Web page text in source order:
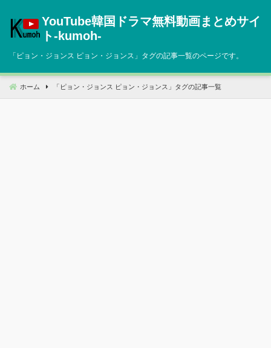
へ
動
YouTube韓国ドラマ無料動画まとめサイ
ト‐kumoh‐
「 ピョン・ジョンス ピョン・ジョンス 」タグの記事一覧のページです。
ホーム 「 ピョン・ジョンス ピョン・ジョンス 」タグの記事一覧